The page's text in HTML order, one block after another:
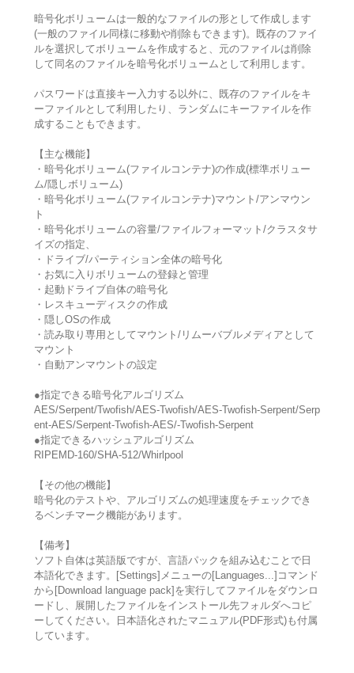
暗号化ボリュームは一般的なファイルの形として作成します
(一般のファイル同様に移動や削除もできます)。既存のファイ
ルを選択してボリュームを作成すると、元のファイルは削除
して同名のファイルを暗号化ボリュームとして利用します。
パスワードは直接キー入力する以外に、既存のファイルをキ
ーファイルとして利用したり、ランダムにキーファイルを作
成することもできます。
【主な機能】
・暗号化ボリューム(ファイルコンテナ)の作成(標準ボリュー
ム/隠しボリューム)
・暗号化ボリューム(ファイルコンテナ)マウント/アンマウン
ト
・暗号化ボリュームの容量/ファイルフォーマット/クラスタサ
イズの指定、
・ドライブ/パーティション全体の暗号化
・お気に入りボリュームの登録と管理
・起動ドライブ自体の暗号化
・レスキューディスクの作成
・隠しOSの作成
・読み取り専用としてマウント/リムーバブルメディアとして
マウント
・自動アンマウントの設定
●指定できる暗号化アルゴリズム
AES/Serpent/Twofish/AES-Twofish/AES-Twofish-Serpent/Serp
ent-AES/Serpent-Twofish-AES/-Twofish-Serpent
●指定できるハッシュアルゴリズム
RIPEMD-160/SHA-512/Whirlpool
【その他の機能】
暗号化のテストや、アルゴリズムの処理速度をチェックでき
るベンチマーク機能があります。
【備考】
ソフト自体は英語版ですが、言語パックを組み込むことで日
本語化できます。[Settings]メニューの[Languages...]コマンド
から[Download language pack]を実行してファイルをダウンロ
ードし、展開したファイルをインストール先フォルダへコピ
ーしてください。日本語化されたマニュアル(PDF形式)も付属
しています。